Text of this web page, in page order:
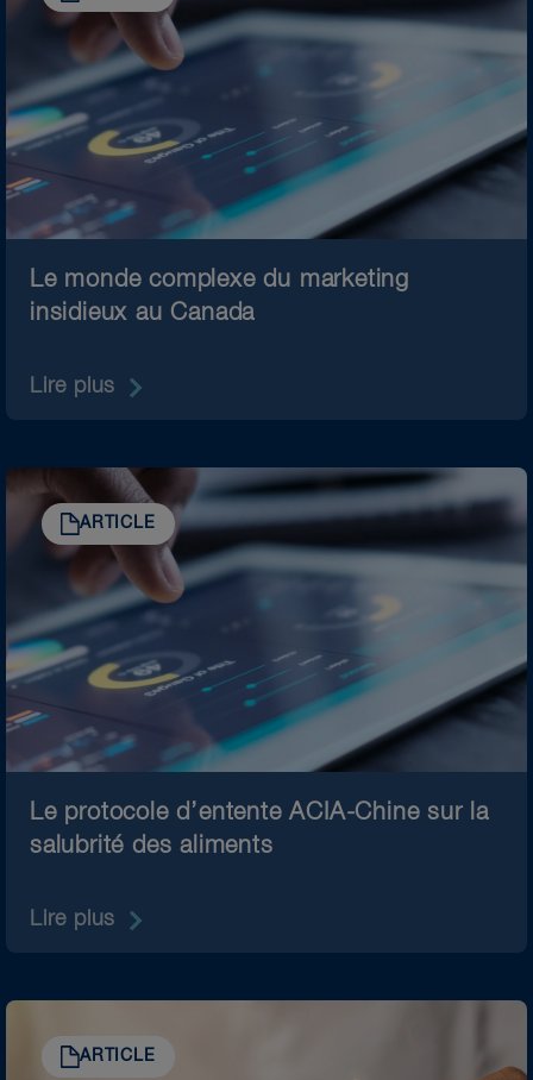
Le monde complexe du marketing
insidieux au Canada
Lire plus
ARTICLE
Le protocole d’entente ACIA-Chine sur la
salubrité des aliments
Lire plus
ARTICLE